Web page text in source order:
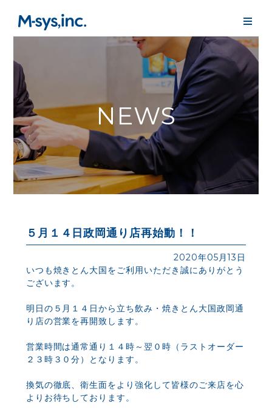
NEWS
５月１４日政岡通り店再始動！！
2020年05月13日
いつも焼きとん大国をご利用いただき誠にありがとう
ございます。
明日の５月１４日から立ち飲み・焼きとん大国政岡通
り店の営業を再開致します。
営業時間は通常通り１４時～翌０時（ラストオーダー
２３時３０分）となります。
換気の徹底、衛生面をより強化して皆様のご来店を心
よりお待ちしております。